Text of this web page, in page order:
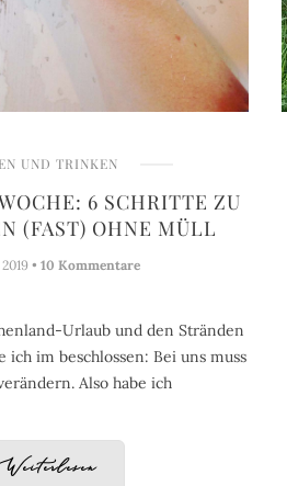
UND TRINKEN
6 SCHRITTE ZU
(FAST) OHNE MÜLL
• 10 Kommentare
Urlaub und den Stränden
ich im beschlossen: Bei uns muss
Also habe ich